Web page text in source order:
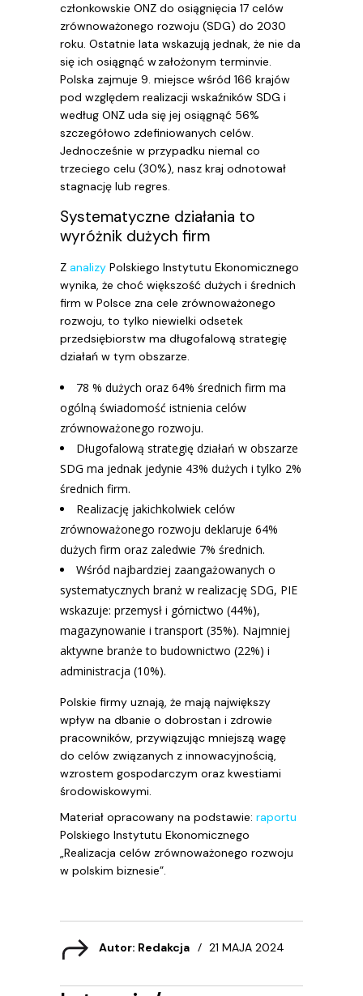
członkowskie ONZ do osiągnięcia 17 celów
zrównoważonego rozwoju (SDG) do 2030
roku. Ostatnie lata wskazują jednak, że nie da
się ich osiągnąć w założonym terminvie.
Polska zajmuje 9. miejsce wśród 166 krajów
pod względem realizacji wskaźników SDG i
według ONZ uda się jej osiągnąć 56%
szczegółowo zdefiniowanych celów.
Jednocześnie w przypadku niemal co
trzeciego celu (30%), nasz kraj odnotował
stagnację lub regres.
Systematyczne działania to
wyróżnik dużych firm
Z analizy Polskiego Instytutu Ekonomicznego
wynika, że choć większość dużych i średnich
firm w Polsce zna cele zrównoważonego
rozwoju, to tylko niewielki odsetek
przedsiębiorstw ma długofalową strategię
działań w tym obszarze.
78 % dużych oraz 64% średnich firm ma
ogólną świadomość istnienia celów
zrównoważonego rozwoju.
Długofalową strategię działań w obszarze
SDG ma jednak jedynie 43% dużych i tylko 2%
średnich firm.
Realizację jakichkolwiek celów
zrównoważonego rozwoju deklaruje 64%
dużych firm oraz zaledwie 7% średnich.
Wśród najbardziej zaangażowanych o
systematycznych branż w realizację SDG, PIE
wskazuje: przemysł i górnictwo (44%),
magazynowanie i transport (35%). Najmniej
aktywne branże to budownictwo (22%) i
administracja (10%).
Polskie firmy uznają, że mają największy
wpływ na dbanie o dobrostan i zdrowie
pracowników, przywiązując mniejszą wagę
do celów związanych z innowacyjnością,
wzrostem gospodarczym oraz kwestiami
środowiskowymi.
Materiał opracowany na podstawie: raportu
Polskiego Instytutu Ekonomicznego
„Realizacja celów zrównoważonego rozwoju
w polskim biznesie”.
Autor: Redakcja 21 MAJA 2024